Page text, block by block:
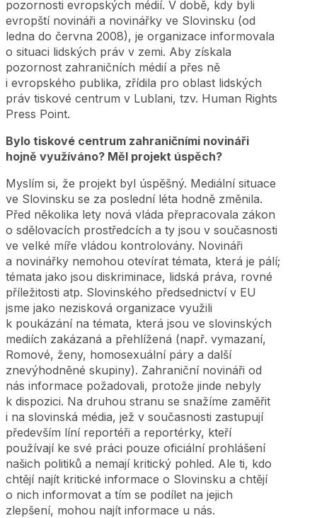
pozornosti evropských médií. V době, kdy byli
evropští novináři a novinářky ve Slovinsku (od
ledna do června 2008), je organizace informovala
o situaci lidských práv v zemi. Aby získala
pozornost zahraničních médií a přes ně
i evropského publika, zřídila pro oblast lidských
práv tiskové centrum v Lublani, tzv. Human Rights
Press Point.
Bylo tiskové centrum zahraničními novináři
hojně využíváno? Měl projekt úspěch?
Myslím si, že projekt byl úspěšný. Mediální situace
ve Slovinsku se za poslední léta hodně změnila.
Před několika lety nová vláda přepracovala zákon
o sdělovacích prostředcích a ty jsou v současnosti
ve velké míře vládou kontrolovány. Novináři
a novinářky nemohou otevírat témata, která je pálí;
témata jako jsou diskriminace, lidská práva, rovné
příležitosti atp. Slovinského předsednictví v EU
jsme jako nezisková organizace využili
k poukázání na témata, která jsou ve slovinských
mediích zakázaná a přehlížená (např. vymazaní,
Romové, ženy, homosexuální páry a další
znevýhodněné skupiny). Zahraniční novináři od
nás informace požadovali, protože jinde nebyly
k dispozici. Na druhou stranu se snažíme zaměřit
i na slovinská média, jež v současnosti zastupují
především líní reportéři a reportérky, kteří
používají ke své práci pouze oficiální prohlášení
našich politiků a nemají kritický pohled. Ale ti, kdo
chtějí najít kritické informace o Slovinsku a chtějí
o nich informovat a tím se podílet na jejich
zlepšení, mohou najít informace u nás.